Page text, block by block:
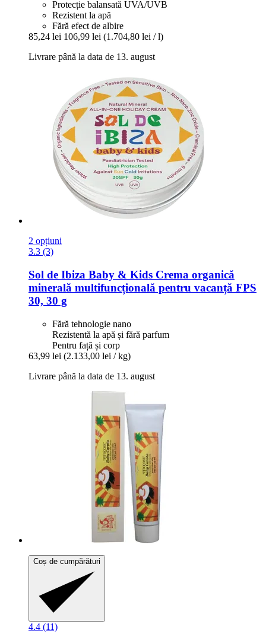
Protecție balansată UVA/UVB
Rezistent la apă
Fără efect de albire
85,24 lei 106,99 lei (1.704,80 lei / l)
Livrare până la data de 13. august
2 opțiuni
3.3 (3)
Sol de Ibiza Baby & Kids Crema organică
minerală multifuncțională pentru vacanță FPS
30, 30 g
Fără tehnologie nano
Rezistentă la apă și fără parfum
Pentru față și corp
63,99 lei (2.133,00 lei / kg)
Livrare până la data de 13. august
Coș de cumpărături
4.4 (11)